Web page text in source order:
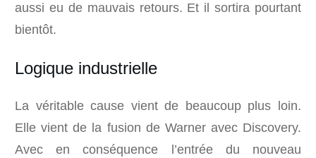
aussi eu de mauvais retours. Et il sortira pourtant
bientôt.
Logique industrielle
La véritable cause vient de beaucoup plus loin.
Elle vient de la fusion de Warner avec Discovery.
Avec en conséquence l’entrée du nouveau